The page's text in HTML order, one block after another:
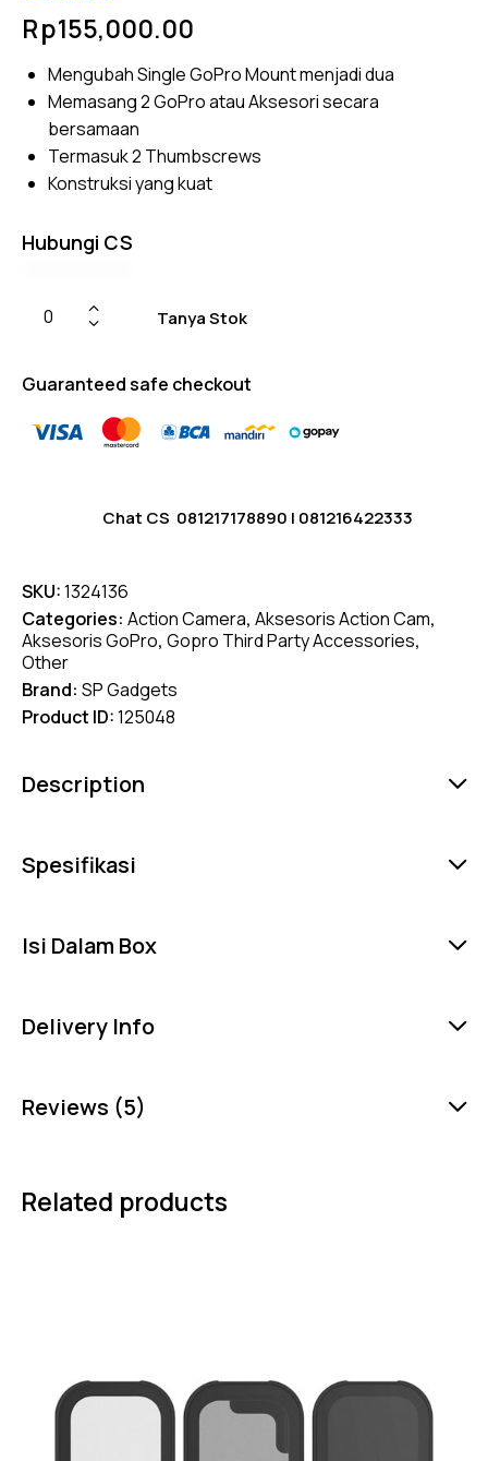
4.75 out
of 5
on
er
ratings
Rp155,000.00
Mengubah Single GoPro Mount menjadi dua
Memasang 2 GoPro atau Aksesori secara
bersamaan
Termasuk 2 Thumbscrews
Konstruksi yang kuat
Hubungi CS
Tanya Stok
Guaranteed safe checkout
Chat CS 081217178890 | 081216422333
SKU:1324136
Categories: Action Camera, Aksesoris Action Cam,
Aksesoris GoPro, Gopro Third Party Accessories,
Other
Brand: SP Gadgets
Product ID:125048
Description
Spesifikasi
Isi Dalam Box
Delivery Info
Reviews (5)
Related products